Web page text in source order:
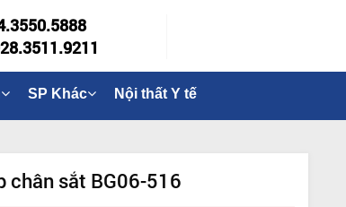
SP Khác Nội thất Y tế
chân sắt BG06-516